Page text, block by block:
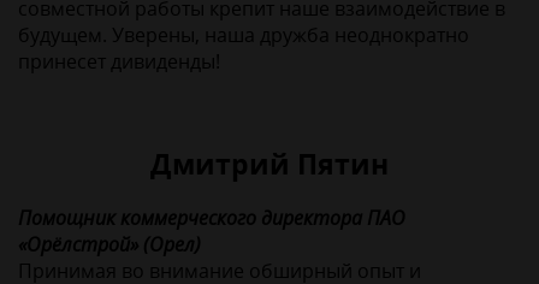
совместной работы крепит наше взаимодействие в
будущем. Уверены, наша дружба неоднократно
принесет дивиденды!
Дмитрий Пятин
Помощник коммерческого директора ПАО
«Орёлстрой» (Орел)
Принимая во внимание обширный опыт и